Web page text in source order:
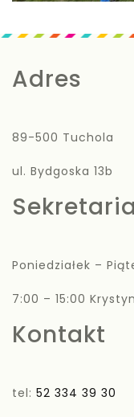
Adres
89-500 Tuchola
ul. Bydgoska 13b
Poniedziałek –
7:00 – 15:00
Kontakt
tel: 52 334 39 30